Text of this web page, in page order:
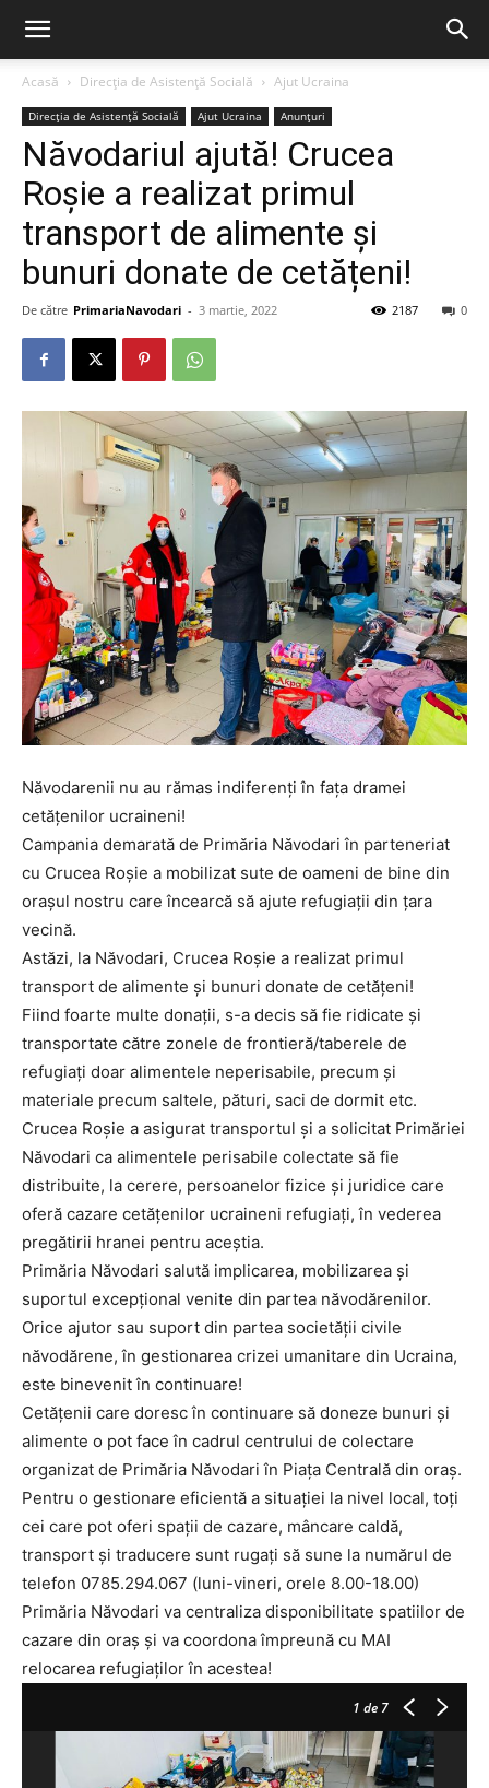
Acasă Direcția de Asistență Socială Ajut Ucraina
Direcția de Asistență Socială Ajut Ucraina Anunțuri
Năvodariul ajută! Crucea
Roșie a realizat primul
transport de alimente și
bunuri donate de cetățeni!
De către PrimariaNavodari - 3 martie, 2022 0
2187
Năvodarenii nu au rămas indiferenți în fața dramei
cetățenilor ucraineni!
Campania demarată de Primăria Năvodari în parteneriat
cu Crucea Roșie a mobilizat sute de oameni de bine din
orașul nostru care încearcă să ajute refugiații din țara
vecină.
Astăzi, la Năvodari, Crucea Roșie a realizat primul
transport de alimente și bunuri donate de cetățeni!
Fiind foarte multe donații, s-a decis să fie ridicate și
transportate către zonele de frontieră/taberele de
refugiați doar alimentele neperisabile, precum și
materiale precum saltele, pături, saci de dormit etc.
Crucea Roșie a asigurat transportul și a solicitat Primăriei
Năvodari ca alimentele perisabile colectate să fie
distribuite, la cerere, persoanelor fizice și juridice care
oferă cazare cetățenilor ucraineni refugiați, în vederea
pregătirii hranei pentru aceștia.
Primăria Năvodari salută implicarea, mobilizarea și
suportul excepțional venite din partea năvodărenilor.
Orice ajutor sau suport din partea societății civile
năvodărene, în gestionarea crizei umanitare din Ucraina,
este binevenit în continuare!
Cetățenii care doresc în continuare să doneze bunuri și
alimente o pot face în cadrul centrului de colectare
organizat de Primăria Năvodari în Piața Centrală din oraș.
Pentru o gestionare eficientă a situației la nivel local, toți
cei care pot oferi spații de cazare, mâncare caldă,
transport și traducere sunt rugați să sune la numărul de
telefon 0785.294.067 (luni-vineri, orele 8.00-18.00)
Primăria Năvodari va centraliza disponibilitate spatiilor de
cazare din oraș și va coordona împreună cu MAI
relocarea refugiaților în acestea!
1 de 7